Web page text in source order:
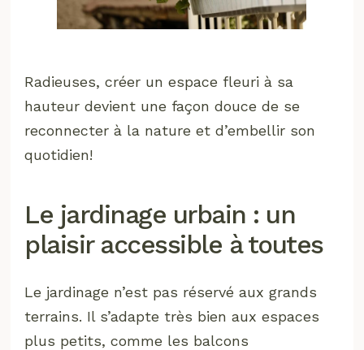
Radieuses, créer un espace fleuri à sa
hauteur devient une façon douce de se
reconnecter à la nature et d’embellir son
quotidien!
Le jardinage urbain : un
plaisir accessible à toutes
Le jardinage n’est pas réservé aux grands
terrains. Il s’adapte très bien aux espaces
plus petits, comme les balcons